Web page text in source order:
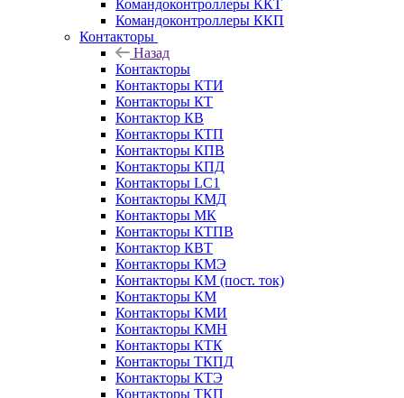
Командоконтроллеры ККТ
Командоконтроллеры ККП
Контакторы
Назад
Контакторы
Контакторы КТИ
Контакторы КТ
Контактор КВ
Контакторы КТП
Контакторы КПВ
Контакторы КПД
Контакторы LC1
Контакторы КМД
Контакторы МК
Контакторы КТПВ
Контактор КВТ
Контакторы КМЭ
Контакторы КМ (пост. ток)
Контакторы КМ
Контакторы КМИ
Контакторы КМН
Контакторы КТК
Контакторы ТКПД
Контакторы КТЭ
Контакторы ТКП